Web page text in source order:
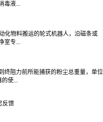
毒液...
化物料搬运的轮式机器人，沿磁条或
室专...
终阻力前所能捕获的粉尘总重量，单位
的使...
反馈